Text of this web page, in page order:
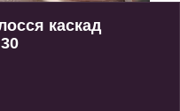
каскад